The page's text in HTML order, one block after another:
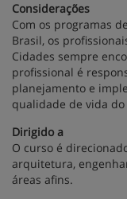
Considerações
Com os programas
Brasil, os
Cidades sempre
profissional é
planejamento e
qualidade de vida
Dirigido a
O curso é
arquitetura,
áreas afins.